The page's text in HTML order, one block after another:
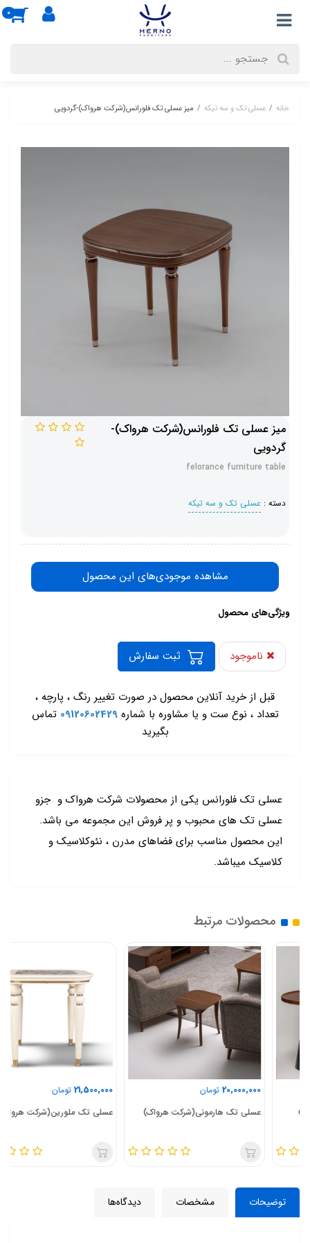
0
خانه عسلی تک و سه تیکه میز عسلی تک فلورانس(شرکت هرواک)-گردویی
میز عسلی تک فلورانس(شرکت هرواک)-
گردویی
felorance furniture table
دسته : عسلی تک و سه تیکه
مشاهده موجودی‌های این محصول
ویژگی‌های محصول
ناموجود
ثبت سفارش
قبل از خرید آنلاین محصول در صورت تغییر رنگ ، پارچه ،
تعداد ، نوع ست و یا مشاوره با شماره09120602429 تماس
بگیرید
عسلی تک فلورانس یکی از محصولات شرکت هرواک و جزو
عسلی تک های محبوب و پر فروش این مجموعه می باشد.
این محصول مناسب برای فضاهای مدرن ، نئوکلاسیک و
کلاسیک میباشد.
محصولات مرتبط
20,000,000 تومان
عسلی تک هارمونی(شرکت هرواک)
21,500,000 تومان
عسلی تک ملورین(شرکت هرواک)
توضیحات مشخصات دیدگاه‌ها